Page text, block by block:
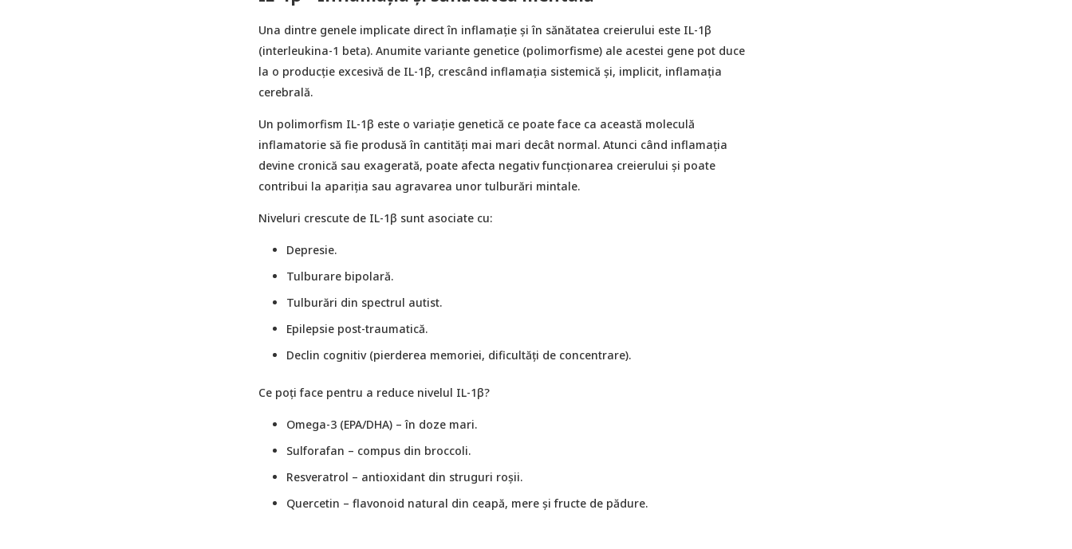
Una dintre genele implicate direct în inflamație și în sănătatea creierului este IL-1β
(interleukina-1 beta). Anumite variante genetice (polimorfisme) ale acestei gene pot duce
la o producție excesivă de IL-1β, crescând inflamația sistemică și, implicit, inflamația
cerebrală.
Un polimorfism IL-1β este o variație genetică ce poate face ca această moleculă
inflamatorie să fie produsă în cantități mai mari decât normal. Atunci când inflamația
devine cronică sau exagerată, poate afecta negativ funcționarea creierului și poate
contribui la apariția sau agravarea unor tulburări mintale.
Niveluri crescute de IL-1β sunt asociate cu:
Depresie.
Tulburare bipolară.
Tulburări din spectrul autist.
Epilepsie post-traumatică.
Declin cognitiv (pierderea memoriei, dificultăți de concentrare).
Ce poți face pentru a reduce nivelul IL-1β?
Omega-3 (EPA/DHA) – în doze mari.
Sulforafan – compus din broccoli.
Resveratrol – antioxidant din struguri roșii.
Quercetin – flavonoid natural din ceapă, mere și fructe de pădure.